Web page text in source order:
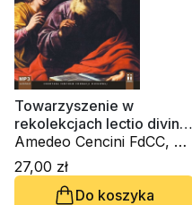
Towarzyszenie w
rekolekcjach lectio divina.
Etap drugi. Ewangelia wg
św. Mateusza CD-MP3-
audiobok)
Amedeo Cencini FdCC, ks.
Krzysztof Wons SDS
27,00 zł
Do koszyka